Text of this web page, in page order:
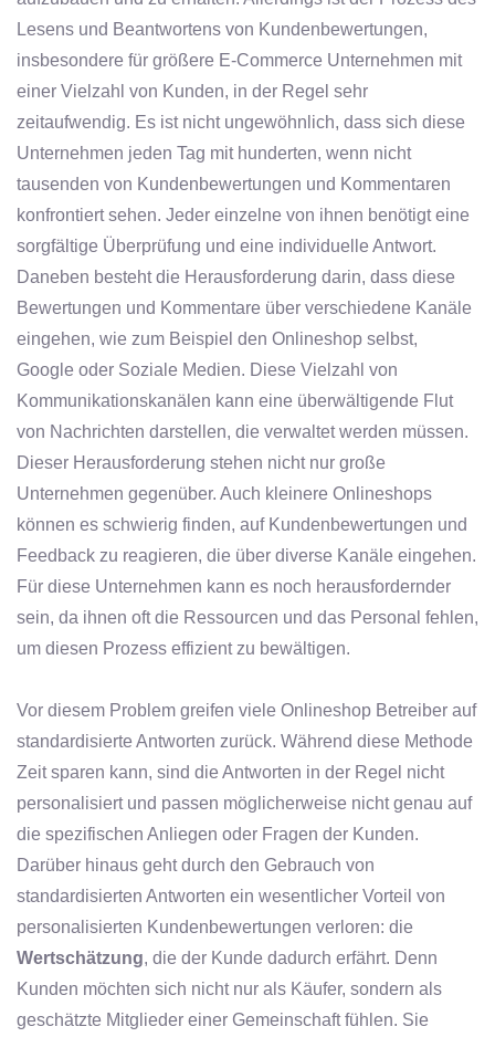
Lesens und Beantwortens von Kundenbewertungen,
insbesondere für größere E-Commerce Unternehmen mit
einer Vielzahl von Kunden, in der Regel sehr
zeitaufwendig. Es ist nicht ungewöhnlich, dass sich diese
Unternehmen jeden Tag mit hunderten, wenn nicht
tausenden von Kundenbewertungen und Kommentaren
konfrontiert sehen. Jeder einzelne von ihnen benötigt eine
sorgfältige Überprüfung und eine individuelle Antwort.
Daneben besteht die Herausforderung darin, dass diese
Bewertungen und Kommentare über verschiedene Kanäle
eingehen, wie zum Beispiel den Onlineshop selbst,
Google oder Soziale Medien. Diese Vielzahl von
Kommunikationskanälen kann eine überwältigende Flut
von Nachrichten darstellen, die verwaltet werden müssen.
Dieser Herausforderung stehen nicht nur große
Unternehmen gegenüber. Auch kleinere Onlineshops
können es schwierig finden, auf Kundenbewertungen und
Feedback zu reagieren, die über diverse Kanäle eingehen.
Für diese Unternehmen kann es noch herausfordernder
sein, da ihnen oft die Ressourcen und das Personal fehlen,
um diesen Prozess effizient zu bewältigen.
Vor diesem Problem greifen viele Onlineshop Betreiber auf
standardisierte Antworten zurück. Während diese Methode
Zeit sparen kann, sind die Antworten in der Regel nicht
personalisiert und passen möglicherweise nicht genau auf
die spezifischen Anliegen oder Fragen der Kunden.
Darüber hinaus geht durch den Gebrauch von
standardisierten Antworten ein wesentlicher Vorteil von
personalisierten Kundenbewertungen verloren: die
Wertschätzung, die der Kunde dadurch erfährt. Denn
Kunden möchten sich nicht nur als Käufer, sondern als
geschätzte Mitglieder einer Gemeinschaft fühlen. Sie